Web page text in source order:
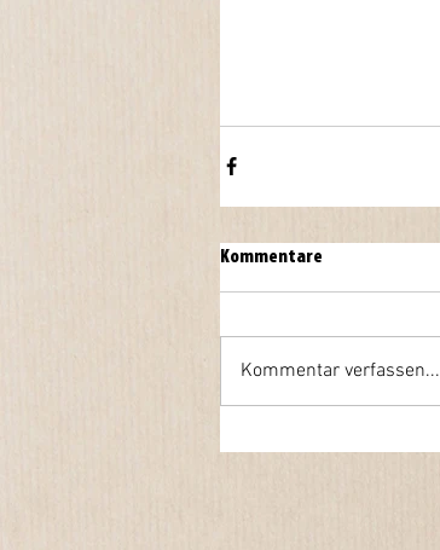
Kommentare
Kommentar verfassen...